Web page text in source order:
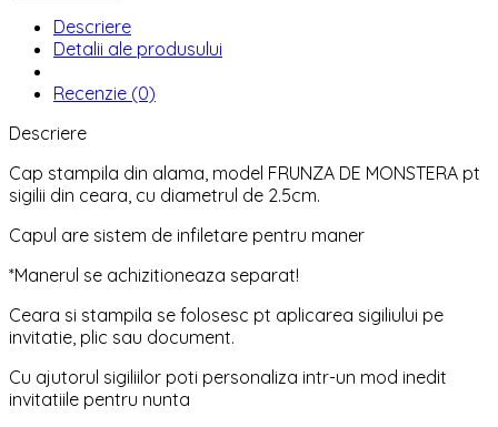
Descriere
Detalii ale produsului
Recenzie (0)
Descriere
Cap stampila din alama, model FRUNZA DE MONSTERA pt
sigilii din ceara, cu diametrul de 2.5cm.
Capul are sistem de infiletare pentru maner
*Manerul se achizitioneaza separat!
Ceara si stampila se folosesc pt aplicarea sigiliului pe
invitatie, plic sau document.
Cu ajutorul sigiliilor poti personaliza intr-un mod inedit
invitatiile pentru nunta